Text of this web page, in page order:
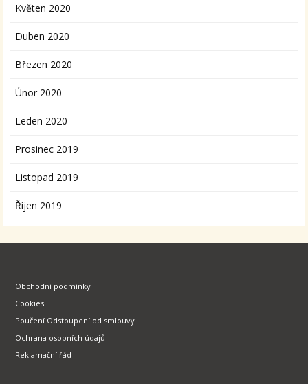
Květen 2020
Duben 2020
Březen 2020
Únor 2020
Leden 2020
Prosinec 2019
Listopad 2019
Říjen 2019
Obchodní podmínky
Cookies
Poučení Odstoupení od smlouvy
Ochrana osobních údajů
Reklamační řád